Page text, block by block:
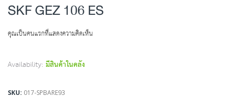
SKF GEZ 106 ES
คุณเป็นคนแรกที่แสดงความคิดเห็น
Availability: มีสินค้าในคลัง
SKU 017-SPBARE93